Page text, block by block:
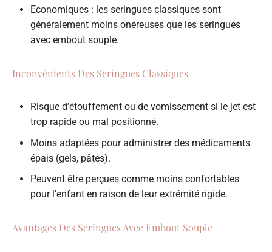
Economiques : les seringues classiques sont
généralement moins onéreuses que les seringues
avec embout souple.
Inconvénients Des Seringues Classiques
Risque d’étouffement ou de vomissement si le jet est
trop rapide ou mal positionné.
Moins adaptées pour administrer des médicaments
épais (gels, pâtes).
Peuvent être perçues comme moins confortables
pour l’enfant en raison de leur extrémité rigide.
Avantages Des Seringues Avec Embout Souple